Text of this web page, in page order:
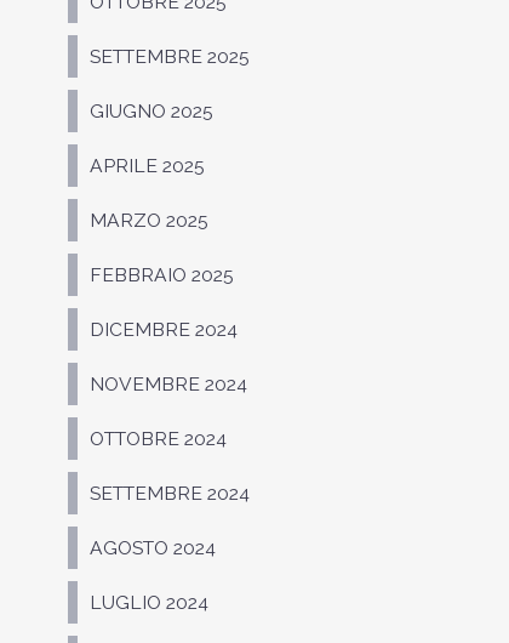
SETTEMBRE 2025
GIUGNO 2025
APRILE 2025
MARZO 2025
FEBBRAIO 2025
DICEMBRE 2024
NOVEMBRE 2024
OTTOBRE 2024
SETTEMBRE 2024
AGOSTO 2024
LUGLIO 2024